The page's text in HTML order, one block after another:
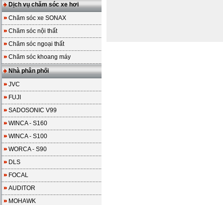
Dịch vụ chăm sóc xe hơi
Chăm sóc xe SONAX
Chăm sóc nội thất
Chăm sóc ngoại thất
Chăm sóc khoang máy
Nhà phân phối
JVC
FUJI
SADOSONIC V99
WINCA - S160
WINCA - S100
WORCA - S90
DLS
FOCAL
AUDITOR
MOHAWK